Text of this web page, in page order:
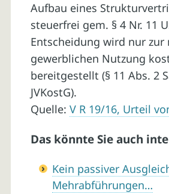
Aufbau eines
steuerfrei gem. § 4 Nr. 11
Entscheidung wird nur zur
gewerblichen Nutzung
bereitgestellt (§ 11 Abs. 2
JVKostG).
Quelle: V R 19/16, Urteil
Das könnte Sie auch
Kein passiver
Mehrabführungen…